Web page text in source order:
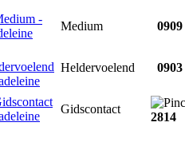
Medium
Heldervoelend
Gidscontact
2814